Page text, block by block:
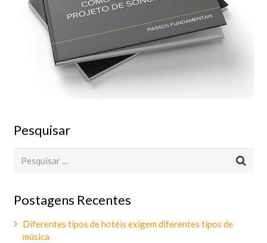
Pesquisar
Postagens Recentes
Diferentes tipos de hotéis exigem diferentes tipos de
música